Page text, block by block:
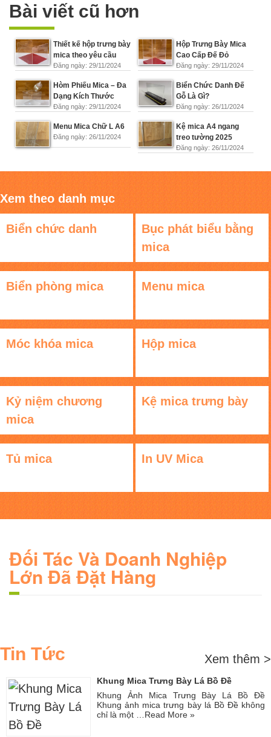
Bài viết cũ hơn
Thiết kế hộp trưng bày
mica theo yêu cầu
Đăng ngày: 29/11/2024
Hộp Trưng Bày Mica
Cao Cấp Đế Đỏ
Đăng ngày: 29/11/2024
Hòm Phiếu Mica – Đa
Dạng Kích Thước
Đăng ngày: 29/11/2024
Biển Chức Danh Đế
Gỗ Là Gì?
Đăng ngày: 26/11/2024
Menu Mica Chữ L A6
Đăng ngày: 26/11/2024
Kệ mica A4 ngang
treo tường 2025
Đăng ngày: 26/11/2024
Xem theo danh mục
Biển chức danh
Bục phát biểu bằng
mica
Biển phòng mica Menu mica
Móc khóa mica Hộp mica
Kỷ niệm chương
mica
Kệ mica trưng bày
Tủ mica In UV Mica
Đối Tác Và Doanh Nghiệp
Lớn Đã Đặt Hàng
Tin Tức Xem thêm >
Khung Mica Trưng Bày Lá Bồ Đề
Khung Ảnh Mica Trưng Bày Lá Bồ Đề
Khung ảnh mica trưng bày lá Bồ Đề không
chỉ là một … Read More »